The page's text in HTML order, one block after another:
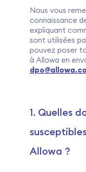
Nous vous
connaissance
expliquant
sont utilisées
pouvez poser
à Allowa en
1. Quelles
Allowa ?